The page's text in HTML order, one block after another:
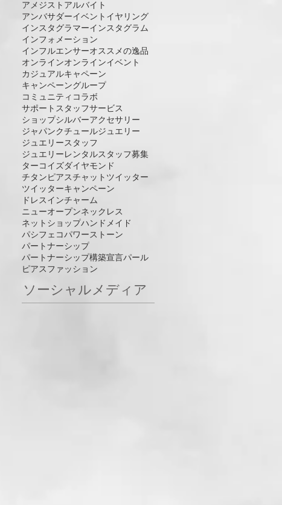
アメジスト アルバイト
アンバサダーイベント イヤリング
インスタグラマーインスタグラム
インフォメーション
インフルエンサーオススメの逸品
オンラインオンラインイベント
カジュアルキャペーン
キャンペーングループ
コミュニティ コラボ
サポートスタッフサービス
ショップシルバーアクセサリー
ジャパンクチュールジュエリー
ジュエリースタッフ
ジュエリーレンタルスタッフ募集
ターコイズダイヤモンド
チタンピアスチャット ツイッター
ツイッターキャンペーン
ドレスインチャーム
ニューオープンネックレス
ネットショップハンドメイド
パシフェコパワーストーン
パートナーシップ
パートナーシップ構築宣言パール
ピアスファッション
ソーシャルメディア